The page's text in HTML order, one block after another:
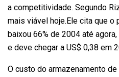
a competitividade. Segundo
mais viável hoje.Ele cita que
baixou 66% de 2004 até
e deve chegar a US$ 0,38 em
O custo do armazenamento